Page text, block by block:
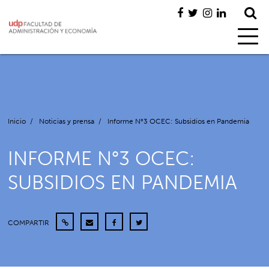
Inicio / Noticias y prensa / Informe N°3 OCEC: Subsidios en Pandemia
INFORME N°3 OCEC:
SUBSIDIOS EN PANDEMIA
COMPARTIR